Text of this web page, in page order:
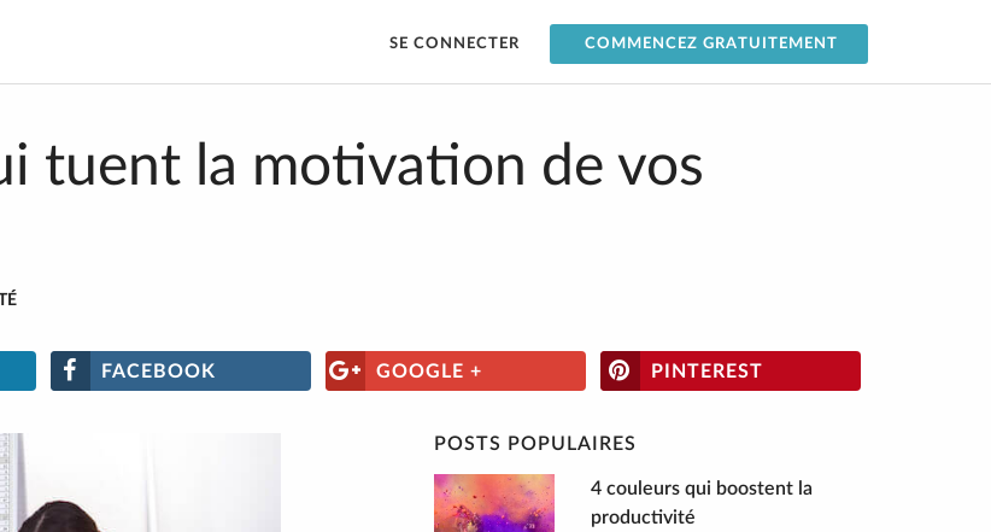
SE CONNECTER COMMENCEZ GRATUITEMENT
tuent la motivation de vos
FACEBOOK GOOGLE + PINTEREST
POSTS POPULAIRES
4 couleurs qui boostent la
productivité